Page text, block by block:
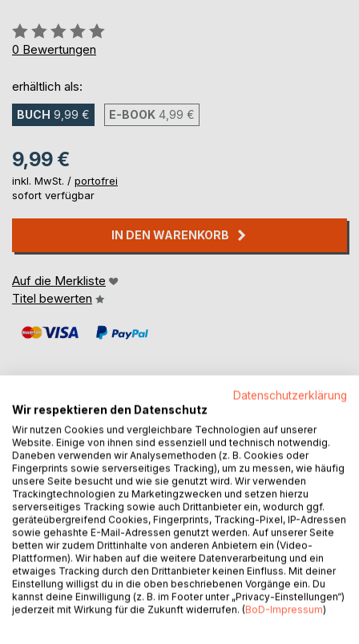
Bewertung::
0%
0 Bewertungen
erhältlich als:
BUCH 9,99 € E-BOOK 4,99 €
9,99 €
inkl. MwSt. / portofrei
sofort verfügbar
IN DEN WARENKORB
Auf die Merkliste
Titel bewerten
BESCHREIBUNG
Weder Schulen noch Universitäten lehren uns, wie wir
unser Leben erfolgreich meistern können. Die Schule des
Lebens hat ihre eigenen Gesetze, die wir kennenlernen und
befolgen sollten. Tun wir das nicht, legen wir uns selbst
Stolpersteine in den Weg, die uns das Vorankommen
erschweren.
Der Wunsch nach Erfüllung und Zufriedenheit muss kein
Wunsch bleiben! Räumen wir die Steine gemeinsam
beiseite und beginnen wir damit, ein
verantwortungsvolleres Dasein, eine sorglose Haltung
Datenschutzerklärung
Wir respektieren den Datenschutz
Wir nutzen Cookies und vergleichbare Technologien auf unserer
Website. Einige von ihnen sind essenziell und technisch notwendig.
Daneben verwenden wir Analysemethoden (z. B. Cookies oder
Fingerprints sowie serverseitiges Tracking), um zu messen, wie häufig
unsere Seite besucht und wie sie genutzt wird. Wir verwenden
Trackingtechnologien zu Marketingzwecken und setzen hierzu
serverseitiges Tracking sowie auch Drittanbieter ein, wodurch ggf.
geräteübergreifend Cookies, Fingerprints, Tracking-Pixel, IP-Adressen
sowie gehashte E-Mail-Adressen genutzt werden. Auf unserer Seite
betten wir zudem Drittinhalte von anderen Anbietern ein (Video-
Plattformen). Wir haben auf die weitere Datenverarbeitung und ein
etwaiges Tracking durch den Drittanbieter keinen Einfluss. Mit deiner
Einstellung willigst du in die oben beschriebenen Vorgänge ein. Du
kannst deine Einwilligung (z. B. im Footer unter „Privacy-Einstellungen“)
jederzeit mit Wirkung für die Zukunft widerrufen. (BoD-Impressum)